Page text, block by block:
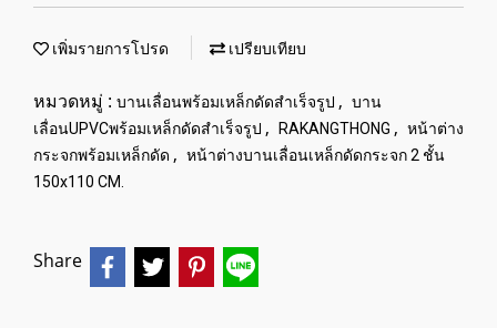
เพิ่มรายการโปรด เปรียบเทียบ
หมวดหมู่ : บานเลื่อนพร้อมเหล็กดัดสำเร็จรูป , บาน
เลื่อนUPVCพร้อมเหล็กดัดสำเร็จรูป , RAKANGTHONG , หน้าต่าง
กระจกพร้อมเหล็กดัด , หน้าต่างบานเลื่อนเหล็กดัดกระจก 2 ชั้น
150x110 CM.
Share